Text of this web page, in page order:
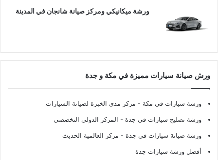
ورشة ميكانيكي ومركز صيانة شانجان في المدينة
ورش صيانة سيارات مميزة في مكة و جدة
ورشة سيارات في مكة - مركز مدى الخبرة لصيانة السيارات
ورشة تصليح سيارات في جدة - المركز الدولي التخصصي
ورشة صيانة سيارات في جدة - مركز العالمية الحديث
أفضل ورشة سيارات جدة